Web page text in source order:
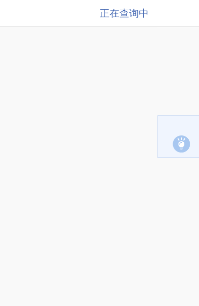
正在查询中